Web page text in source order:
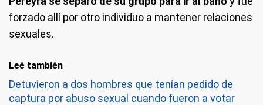
forzado allí por otro individuo a mantener relaciones
sexuales.
Leé también
Detuvieron a dos hombres que tenían pedido de
captura por abuso sexual cuando fueron a votar